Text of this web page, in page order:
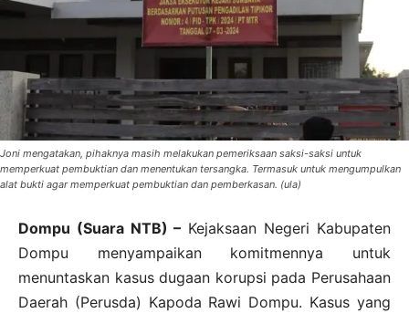
Joni mengatakan, pihaknya masih melakukan pemeriksaan saksi-saksi untuk
memperkuat pembuktian dan menentukan tersangka. Termasuk untuk mengumpulkan
alat bukti agar memperkuat pembuktian dan pemberkasan. (ula)
Dompu (Suara NTB) – Kejaksaan Negeri Kabupaten
Dompu menyampaikan komitmennya untuk
menuntaskan kasus dugaan korupsi pada Perusahaan
Daerah (Perusda) Kapoda Rawi Dompu. Kasus yang